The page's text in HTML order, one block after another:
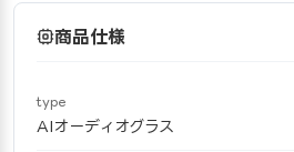
商品仕様
type
AIオーディオグラス